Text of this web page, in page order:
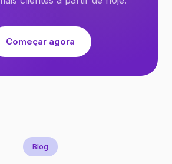
Começar agora
Blog